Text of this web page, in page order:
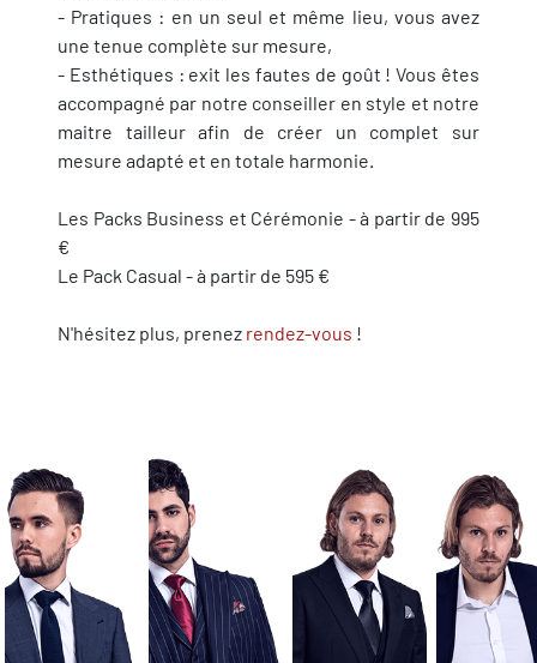
- Pratiques : en un seul et même lieu, vous avez
une tenue complète sur mesure,
- Esthétiques : exit les fautes de goût ! Vous êtes
accompagné par notre conseiller en style et notre
maitre tailleur afin de créer un complet sur
mesure adapté et en totale harmonie.
Les Packs Business et Cérémonie - à partir de 995
€
Le Pack Casual - à partir de 595 €
N'hésitez plus, prenez rendez-vous !